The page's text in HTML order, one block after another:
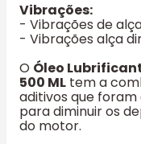
Vibrações:
- Vibrações de
- Vibrações alça
O Óleo
500 ML tem a
aditivos que
para diminuir os
do motor.